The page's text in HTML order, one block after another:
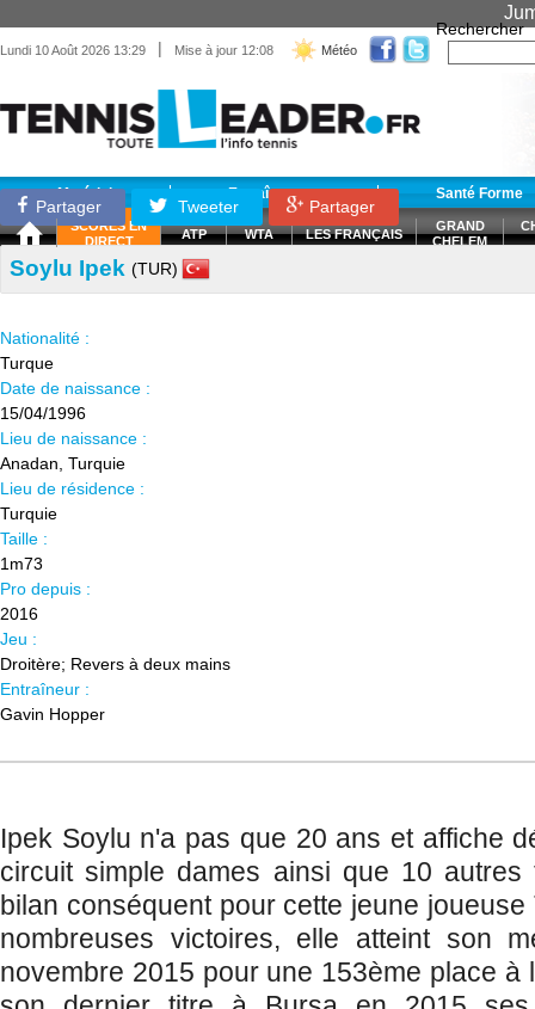
Lundi 10 Août 2026 13:29 | Mise à jour 12:08 Météo
Rechercher
Matériel Entraînement Santé Forme
SCORES EN
DIRECT
ATP WTA LES FRANÇAIS
GRAND
CHELEM
Partager Tweeter Partager
Soylu Ipek (TUR)
Nationalité :
Turque
Date de naissance :
15/04/1996
Lieu de naissance :
Anadan, Turquie
Lieu de résidence :
Turquie
Taille :
1m73
Pro depuis :
2016
Jeu :
Droitère; Revers à deux mains
Entraîneur :
Gavin Hopper
Ipek Soylu n'a pas que 20 ans et affiche
circuit simple dames ainsi que 10
bilan conséquent pour cette jeune
nombreuses victoires, elle atteint son
novembre 2015 pour une 153ème place à